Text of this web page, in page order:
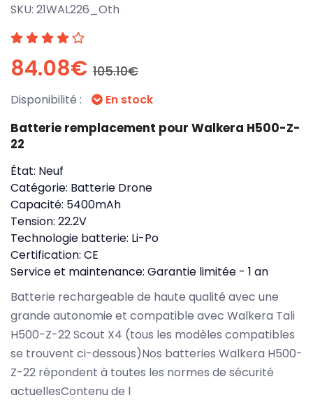
SKU: 21WAL226_Oth
84.08€ 105.10€
Disponibilité : En stock
Batterie remplacement pour Walkera H500-Z-
22
État: Neuf
Catégorie: Batterie Drone
Capacité: 5400mAh
Tension: 22.2V
Technologie batterie: Li-Po
Certification: CE
Service et maintenance: Garantie limitée - 1 an
Batterie rechargeable de haute qualité avec une
grande autonomie et compatible avec Walkera Tali
H500-Z-22 Scout X4 (tous les modèles compatibles
se trouvent ci-dessous)Nos batteries Walkera H500-
Z-22 répondent à toutes les normes de sécurité
actuellesContenu de l